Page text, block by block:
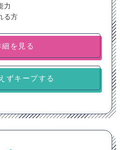
力
る方
細を見る
ずキープする